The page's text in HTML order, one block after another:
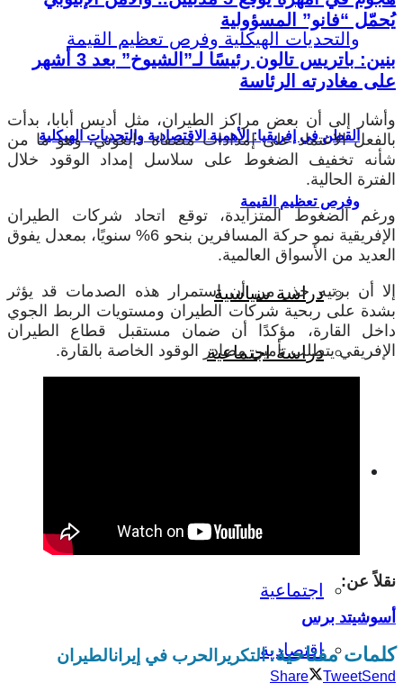
القطن في إفريقيا: الأهمية الاقتصادية والتحديات الهيكلية
وفرص تعظيم القيمة
دراسة سياسية
دراسة اجتماعية
جميع المواد
اجتماعية
اقتصادية
يُحمّل “فانو” المسؤولية
بنين: باتريس تالون رئيسًا لـ”الشيوخ” بعد 3 أشهر
على مغادرته الرئاسة
وأشار إلى أن بعض مراكز الطيران، مثل أديس أبابا، بدأت
بالفعل الاعتماد على إمدادات مصفاة دانغوتي، وهو ما من
شأنه تخفيف الضغوط على سلاسل إمداد الوقود خلال
الفترة الحالية.
ورغم الضغوط المتزايدة، توقع اتحاد شركات الطيران
الإفريقية نمو حركة المسافرين بنحو 6% سنويًا، بمعدل يفوق
العديد من الأسواق العالمية.
إلا أن برتيه حذر من أن استمرار هذه الصدمات قد يؤثر
بشدة على ربحية شركات الطيران ومستويات الربط الجوي
داخل القارة، مؤكدًا أن ضمان مستقبل قطاع الطيران
الإفريقي يتطلب تأمين مصادر الوقود الخاصة بالقارة.
نقلاً عن:
أسوشيتد برس
كلمات مفتاحية:التكرير الحرب في إيرانالطيران
Share TweetSend